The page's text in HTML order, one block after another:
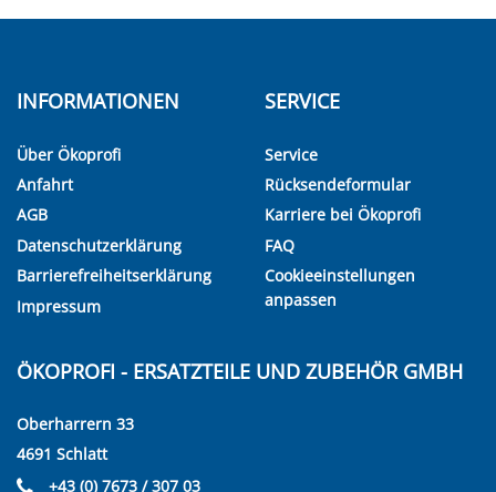
INFORMATIONEN
Über Ökoprofi
Anfahrt
AGB
Datenschutzerklärung
Barrierefreiheitserklärung
Impressum
SERVICE
Service
Rücksendeformular
Karriere bei Ökoprofi
FAQ
Cookieeinstellungen
anpassen
ÖKOPROFI - ERSATZTEILE UND ZUBEHÖR GMBH
Oberharrern 33
4691 Schlatt
+43 (0) 7673 / 307 03